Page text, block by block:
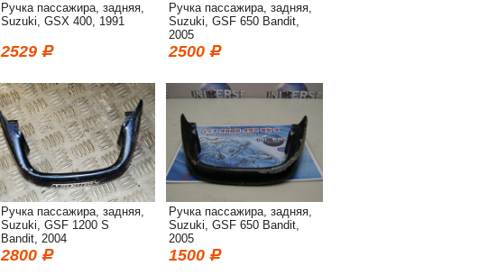
Ручка пассажира, задняя,
Suzuki, GSX 400, 1991
2529
Ручка пассажира, задняя,
Suzuki, GSF 650 Bandit,
2005
2500
Ручка пассажира, задняя,
Suzuki, GSF 1200 S
Bandit, 2004
2800
Ручка пассажира, задняя,
Suzuki, GSF 650 Bandit,
2005
1500